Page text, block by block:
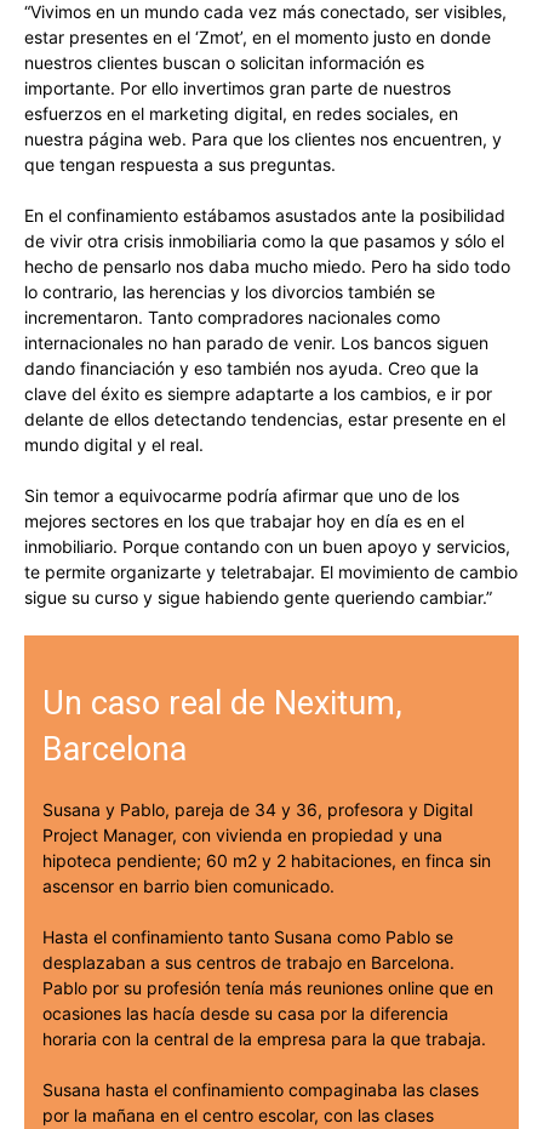
“Vivimos en un mundo cada vez más conectado, ser visibles,
estar presentes en el ‘Zmot’, en el momento justo en donde
nuestros clientes buscan o solicitan información es
importante. Por ello invertimos gran parte de nuestros
esfuerzos en el marketing digital, en redes sociales, en
nuestra página web. Para que los clientes nos encuentren, y
que tengan respuesta a sus preguntas.
En el confinamiento estábamos asustados ante la posibilidad
de vivir otra crisis inmobiliaria como la que pasamos y sólo el
hecho de pensarlo nos daba mucho miedo. Pero ha sido todo
lo contrario, las herencias y los divorcios también se
incrementaron. Tanto compradores nacionales como
internacionales no han parado de venir. Los bancos siguen
dando financiación y eso también nos ayuda. Creo que la
clave del éxito es siempre adaptarte a los cambios, e ir por
delante de ellos detectando tendencias, estar presente en el
mundo digital y el real.
Sin temor a equivocarme podría afirmar que uno de los
mejores sectores en los que trabajar hoy en día es en el
inmobiliario. Porque contando con un buen apoyo y servicios,
te permite organizarte y teletrabajar. El movimiento de cambio
sigue su curso y sigue habiendo gente queriendo cambiar.”
Un caso real de Nexitum,
Barcelona
Susana y Pablo, pareja de 34 y 36, profesora y Digital
Project Manager, con vivienda en propiedad y una
hipoteca pendiente; 60 m2 y 2 habitaciones, en finca sin
ascensor en barrio bien comunicado.
Hasta el confinamiento tanto Susana como Pablo se
desplazaban a sus centros de trabajo en Barcelona.
Pablo por su profesión tenía más reuniones online que en
ocasiones las hacía desde su casa por la diferencia
horaria con la central de la empresa para la que trabaja.
Susana hasta el confinamiento compaginaba las clases
por la mañana en el centro escolar, con las clases